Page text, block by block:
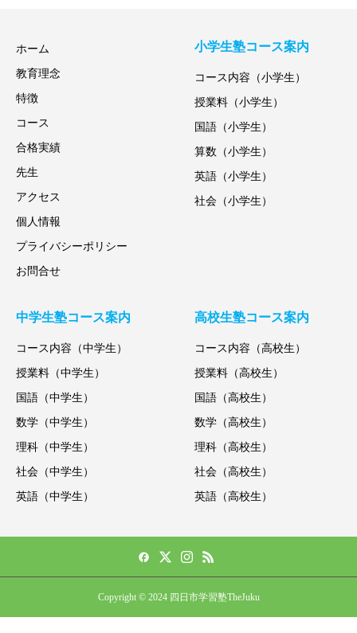
ホーム
教育理念
特徴
コース
合格実績
先生
アクセス
個人情報
プライバシーポリシー
お問合せ
小学生塾コース案内
コース内容（小学生）
授業料（小学生）
国語（小学生）
算数（小学生）
英語（小学生）
社会（小学生）
中学生塾コース案内
コース内容（中学生）
授業料（中学生）
国語（中学生）
数学（中学生）
理科（中学生）
社会（中学生）
英語（中学生）
高校生塾コース案内
コース内容（高校生）
授業料（高校生）
国語（高校生）
数学（高校生）
理科（高校生）
社会（高校生）
英語（高校生）
Copyright © 2024 四日市学習塾TheJuku